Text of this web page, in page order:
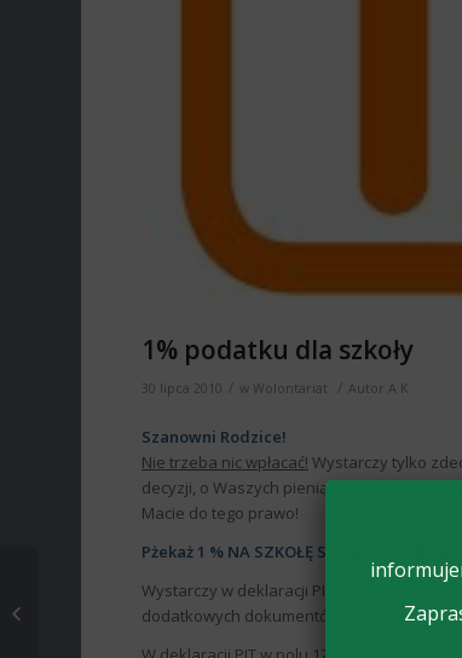
1% podatku dla szkoły
30 lipca 2010 / wWolontariat / AutorA K
Szanowni Rodzice!
Nie trzeba nic wpłacać! Wystarczy tylko
decyzji, o Waszych pieniądzach będzie
Macie do tego prawo!
Pżekaż 1 % NA SZKOŁĘ SWOJEGO DZIECKA!
Wystarczy w deklaracji PIT wpisać nazwę
dodatkowych dokumentów, procedur ani
Spotkanie młodzieży z